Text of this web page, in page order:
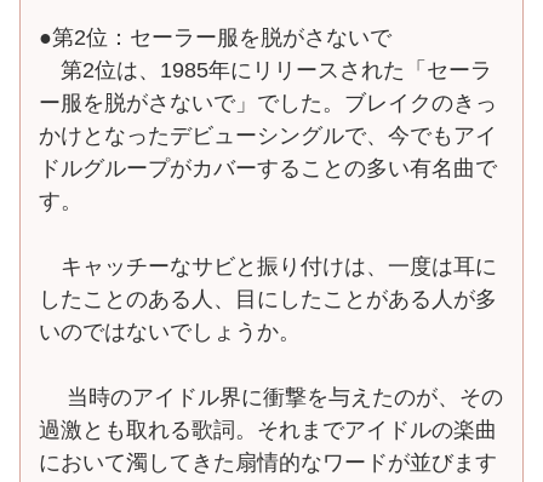
●第2位：セーラー服を脱がさないで
第2位は、1985年にリリースされた「セーラ
ー服を脱がさないで」でした。ブレイクのきっ
かけとなったデビューシングルで、今でもアイ
ドルグループがカバーすることの多い有名曲で
す。
キャッチーなサビと振り付けは、一度は耳に
したことのある人、目にしたことがある人が多
いのではないでしょうか。
当時のアイドル界に衝撃を与えたのが、その
過激とも取れる歌詞。それまでアイドルの楽曲
において濁してきた扇情的なワードが並びます